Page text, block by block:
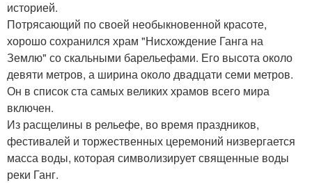
историей.
Потрясающий по своей необыкновенной красоте,
хорошо сохранился храм "Нисхождение Ганга на
Землю" со скальными барельефами. Его высота около
девяти метров, а ширина около двадцати семи метров.
Он в список ста самых великих храмов всего мира
включен.
Из расщелины в рельефе, во время праздников,
фестивалей и торжественных церемоний низвергается
масса воды, которая символизирует священные воды
реки Ганг.